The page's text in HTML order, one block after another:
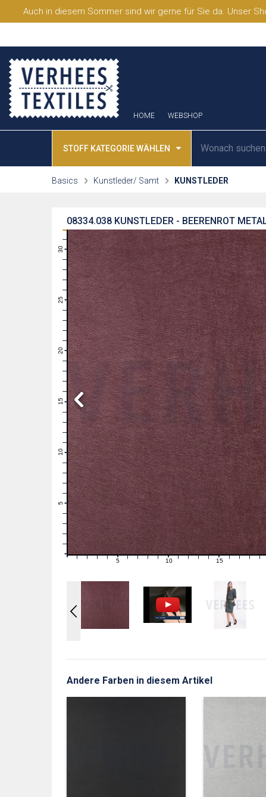
Auch in diesem Sommer sind wir gerne für Sie da. Unser
HOME WEBSHOP
STOFF KATEGORIE WÄHLEN
Basics Kunstleder/ Samt KUNSTLEDER
KUNSTLEDER - BEERENROT
08334.038
0
7
9
10
11
12
13
14
15
16
17
18
19
20
21
22
23
24
25
26
27
28
29
30
0 1 2 3 4 5 6 7 8 9 10 11 12 13 14 16 17 18 19
Andere Farben in diesem Artikel